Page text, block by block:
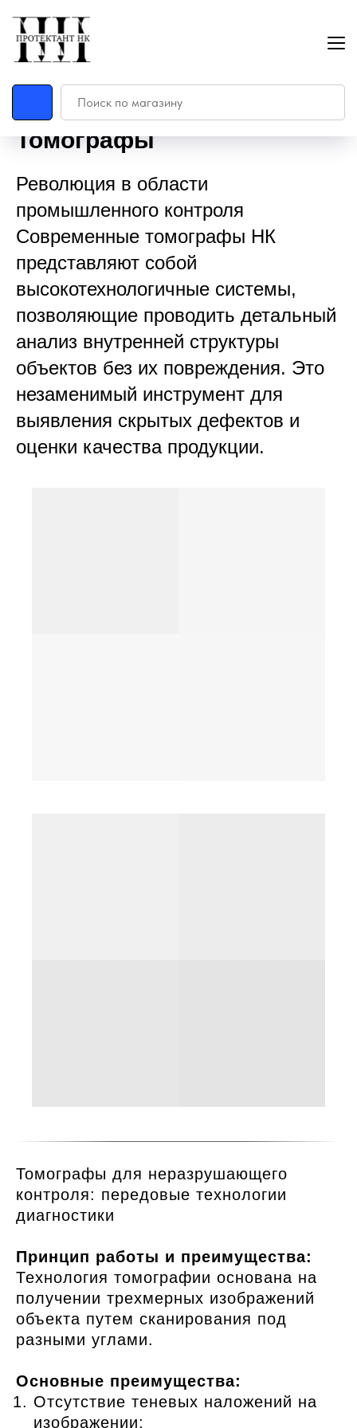
Ультразвуковой контроль
Томографы
Революция в области
промышленного контроля
Современные томографы НК
представляют собой
высокотехнологичные системы,
позволяющие проводить детальный
анализ внутренней структуры
объектов без их повреждения. Это
незаменимый инструмент для
выявления скрытых дефектов и
оценки качества продукции.
Томографы для неразрушающего
контроля: передовые технологии
диагностики
Принцип работы и преимущества:
Технология томографии основана на
получении трехмерных изображений
объекта путем сканирования под
разными углами.
Основные преимущества:
Отсутствие теневых наложений на
изображении;